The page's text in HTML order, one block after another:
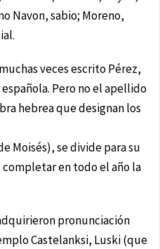
Navon, sabio; Moreno,
veces escrito Pérez,
Pero no el apellido
hebrea que designan los
Moisés), se divide para su
en todo el año la
pronunciación
Castelanksi, Luski (que